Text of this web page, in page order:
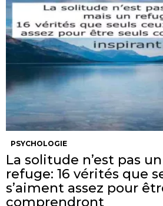
PSYCHOLOGIE
La solitude n’est pas
refuge: 16 vérités que
s’aiment assez pour
comprendront